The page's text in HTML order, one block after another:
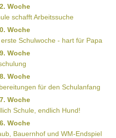
Woche
schafft Arbeitssuche
Woche
erste Schulwoche - hart für Papa
Woche
Woche
für den Schulanfang
Woche
Schule, endlich Hund!
Woche
Bauernhof und WM-Endspiel